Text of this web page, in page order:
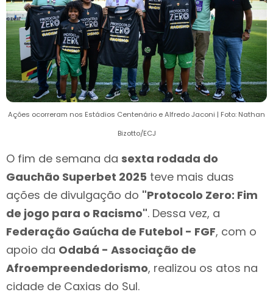
Ações ocorreram nos Estádios Centenário e Alfredo Jaconi | Foto: Nathan
Bizotto/ECJ
O fim de semana da sexta rodada do
Gauchão Superbet 2025 teve mais duas
ações de divulgação do "Protocolo Zero: Fim
de jogo para o Racismo". Dessa vez, a
Federação Gaúcha de Futebol - FGF, com o
apoio da Odabá - Associação de
Afroempreendedorismo, realizou os atos na
cidade de Caxias do Sul.